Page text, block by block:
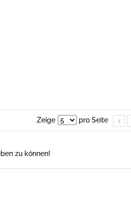
Zeige pro Seite
zu können!